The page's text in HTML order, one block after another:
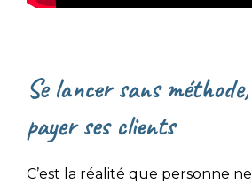
Se lancer sans
payer ses clients
C’est la réalité que personne